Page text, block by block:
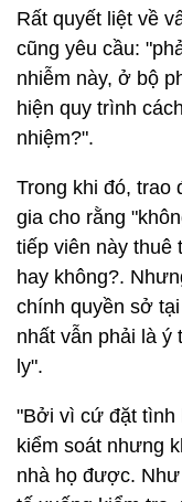
Rất quyết liệt về
cũng yêu cầu:
nhiễm này, ở bộ
hiện quy trình
nhiệm?".
Trong khi đó, trao
gia cho rằng
tiếp viên này thuê
hay không?.
chính quyền sở
nhất vẫn phải là
ly".
"Bởi vì cứ đặt tình
kiểm soát nhưng
nhà họ được.